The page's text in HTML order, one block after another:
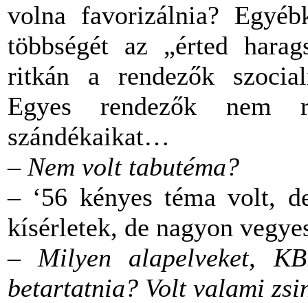
volna favorizálnia?
többségét az „érted
ritkán a rendezők
Egyes rendezők nem
szándékaikat…
– Nem volt tabutéma?
– ‘56 kényes téma volt,
kísérletek, de nagyon
– Milyen alapelveket,
betartatnia? Volt valami